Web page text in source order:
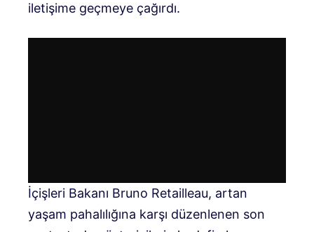
iletişime geçmeye çağırdı.
İçişleri Bakanı Bruno Retailleau, artan
yaşam pahalılığına karşı düzenlenen son